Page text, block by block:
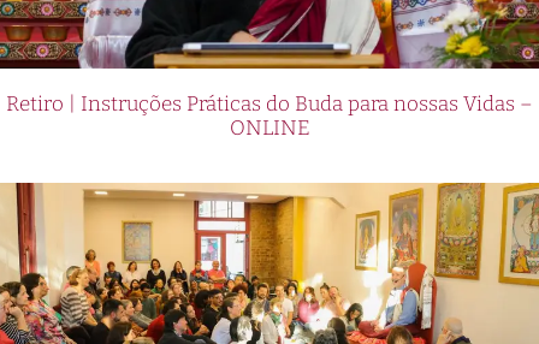
Retiro | Instruções Práticas do Buda para nossas Vidas –
ONLINE